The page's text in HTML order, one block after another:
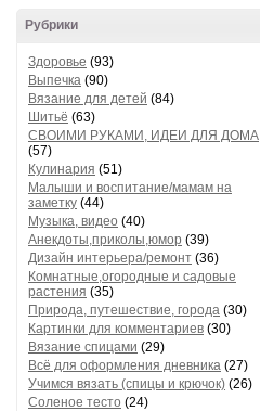
Рубрики
Здоровье (93)
Выпечка (90)
Вязание для детей (84)
Шитьё (63)
СВОИМИ РУКАМИ, ИДЕИ ДЛЯ ДОМА
(57)
Кулинария (51)
Малыши и воспитание/мамам на
заметку (44)
Музыка, видео (40)
Анекдоты,приколы,юмор (39)
Дизайн интерьера/ремонт (36)
Комнатные,огородные и садовые
растения (35)
Природа, путешествие, города (30)
Картинки для комментариев (30)
Вязание спицами (29)
Всё для оформления дневника (27)
Учимся вязать (спицы и крючок) (26)
Соленое тесто (24)